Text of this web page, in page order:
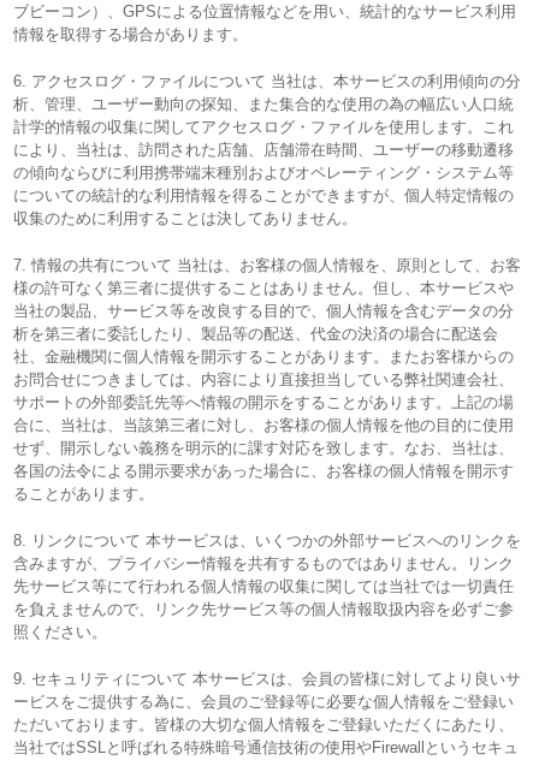
ブビーコン）、GPSによる位置情報などを用い、統計的なサービス利用
情報を取得する場合があります。
6. アクセスログ・ファイルについて 当社は、本サービスの利用傾向の分
析、管理、ユーザー動向の探知、また集合的な使用の為の幅広い人口統
計学的情報の収集に関してアクセスログ・ファイルを使用します。これ
により、当社は、訪問された店舗、店舗滞在時間、ユーザーの移動遷移
の傾向ならびに利用携帯端末種別およびオペレーティング・システム等
についての統計的な利用情報を得ることができますが、個人特定情報の
収集のために利用することは決してありません。
7. 情報の共有について 当社は、お客様の個人情報を、原則として、お客
様の許可なく第三者に提供することはありません。但し、本サービスや
当社の製品、サービス等を改良する目的で、個人情報を含むデータの分
析を第三者に委託したり、製品等の配送、代金の決済の場合に配送会
社、金融機関に個人情報を開示することがあります。またお客様からの
お問合せにつきましては、内容により直接担当している弊社関連会社、
サポートの外部委託先等へ情報の開示をすることがあります。上記の場
合に、当社は、当該第三者に対し、お客様の個人情報を他の目的に使用
せず、開示しない義務を明示的に課す対応を致します。なお、当社は、
各国の法令による開示要求があった場合に、お客様の個人情報を開示す
ることがあります。
8. リンクについて 本サービスは、いくつかの外部サービスへのリンクを
含みますが、プライバシー情報を共有するものではありません。リンク
先サービス等にて行われる個人情報の収集に関しては当社では一切責任
を負えませんので、リンク先サービス等の個人情報取扱内容を必ずご参
照ください。
9. セキュリティについて 本サービスは、会員の皆様に対してより良いサ
ービスをご提供する為に、会員のご登録等に必要な個人情報をご登録い
ただいております。皆様の大切な個人情報をご登録いただくにあたり、
当社ではSSLと呼ばれる特殊暗号通信技術の使用やFirewallというセキュ